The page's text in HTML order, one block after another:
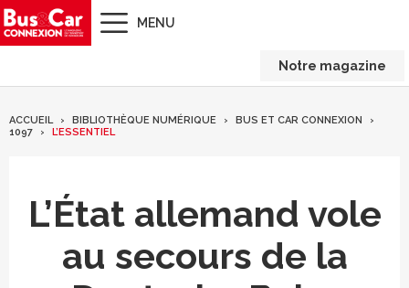
MENU
Notre magazine
ACCUEIL BIBLIOTHÈQUE NUMÉRIQUE
BUS ET CAR CONNEXION
1097
L’ESSENTIEL
L’État allemand vole
au secours de la